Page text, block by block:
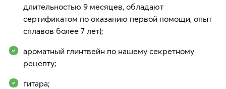
длительностью 9 месяцев, обладают
сертификатом по оказанию первой помощи, опыт
сплавов более 7 лет);
ароматный глинтвейн по нашему секретному
рецепту;
гитара;